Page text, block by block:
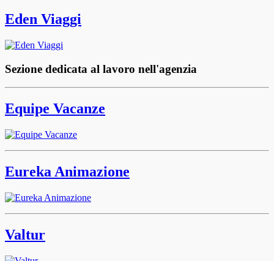
Eden Viaggi
Sezione dedicata al lavoro nell'agenzia
Equipe Vacanze
Eureka Animazione
Valtur